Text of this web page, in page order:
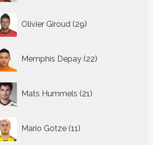
Olivier Giroud 29
producten
Memphis Depay 22
producten
Mats Hummels 21
producten
Mario Gotze 11
producten